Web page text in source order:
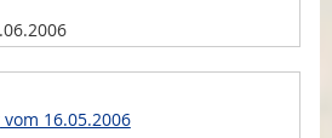
16.05.2006